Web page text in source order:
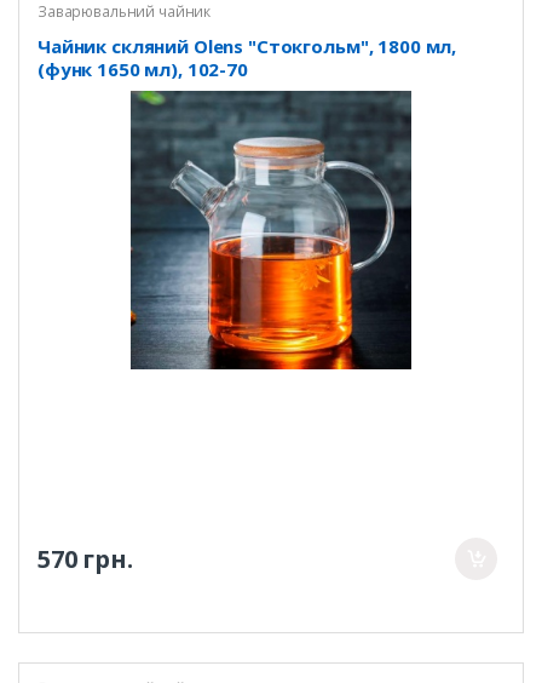
Заварювальний чайник
Чайник скляний Olens "Стокгольм", 1800 мл,
(функ 1650 мл), 102-70
570 грн.